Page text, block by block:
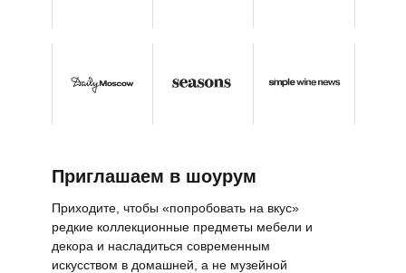
Приглашаем в шоурум
Приходите, чтобы «попробовать на вкус»
редкие коллекционные предметы мебели и
декора и насладиться современным
искусством в домашней, а не музейной